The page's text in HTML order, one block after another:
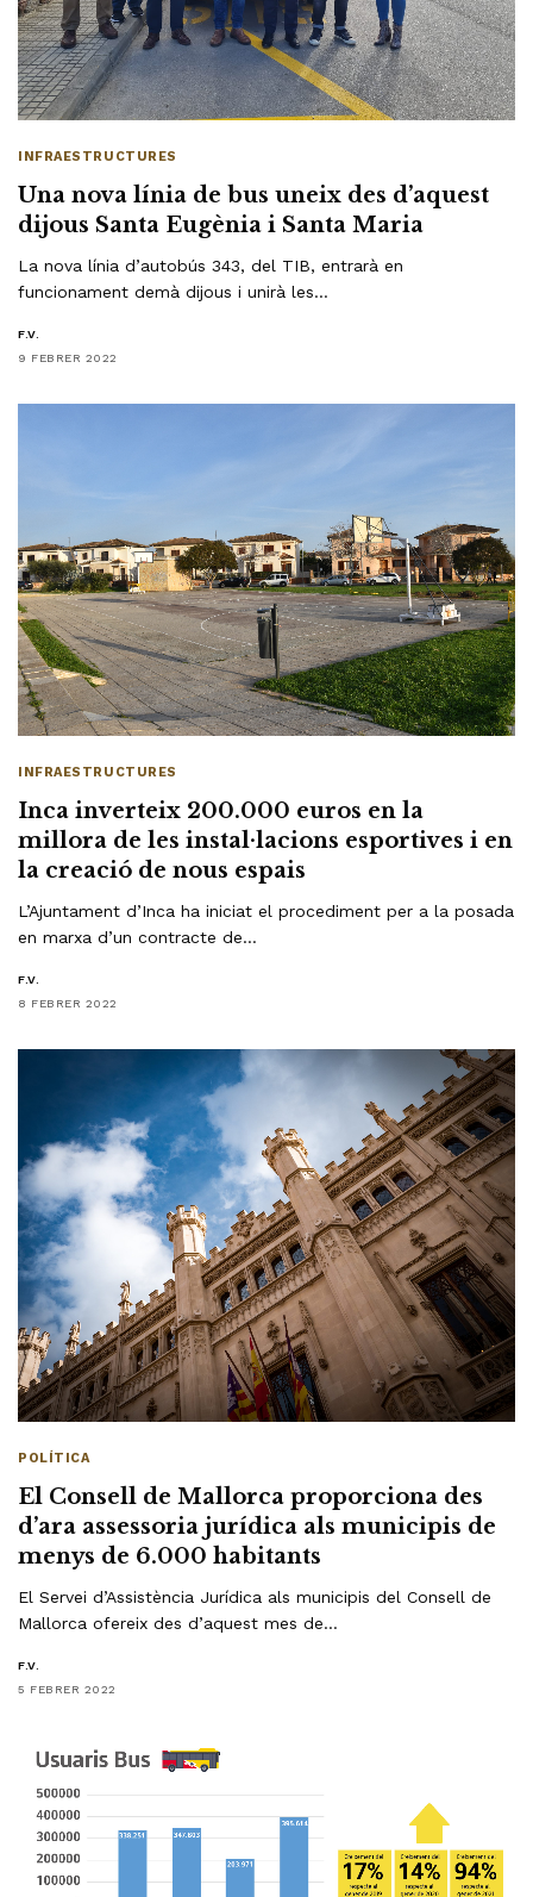
INFRAESTRUCTURES
Una nova línia de bus uneix des d’aquest
dijous Santa Eugènia i Santa Maria
La nova línia d’autobús 343, del TIB, entrarà en
funcionament demà dijous i unirà les…
F.V.
9 FEBRER 2022
INFRAESTRUCTURES
Inca inverteix 200.000 euros en la
millora de les instal·lacions esportives i en
la creació de nous espais
L’Ajuntament d’Inca ha iniciat el procediment per a la posada
en marxa d’un contracte de…
F.V.
8 FEBRER 2022
POLÍTICA
El Consell de Mallorca proporciona des
d’ara assessoria jurídica als municipis de
menys de 6.000 habitants
El Servei d’Assistència Jurídica als municipis del Consell de
Mallorca ofereix des d’aquest mes de…
F.V.
5 FEBRER 2022